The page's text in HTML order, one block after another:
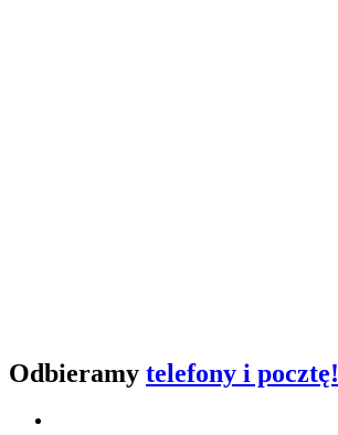
Odbieramy telefony i pocztę!